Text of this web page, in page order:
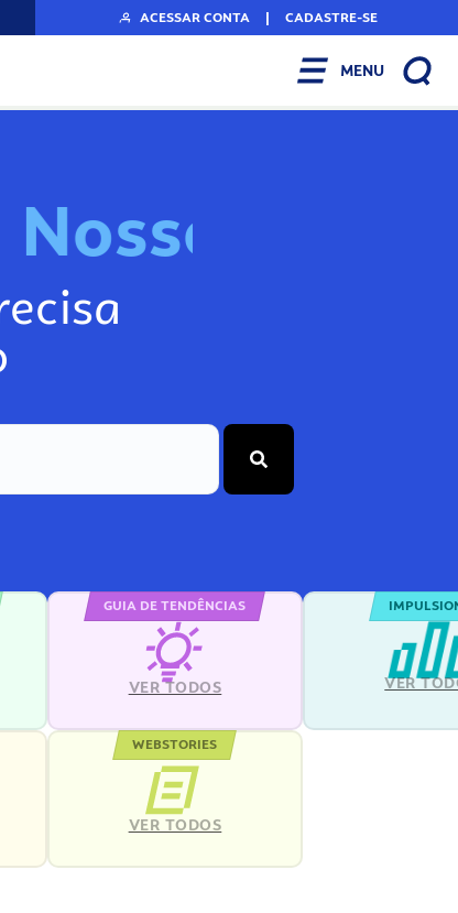
ACESSAR CONTA | CADASTRE-SE
MENU
Nosso
GUIA DE TENDÊNCIAS
VER TODOS VER
WEBSTORIES
VER TODOS